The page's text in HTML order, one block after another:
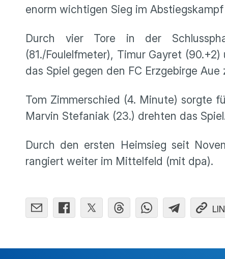
enorm wichtigen Sieg im
Durch vier Tore in der
(81./Foulelfmeter), Timur Gayret
das Spiel gegen den FC Erzgebirge Aue
Tom Zimmerschied (4. Minute) sorgte
Marvin Stefaniak (23.) drehten das
Durch den ersten Heimsieg seit
rangiert weiter im Mittelfeld (mit dpa).